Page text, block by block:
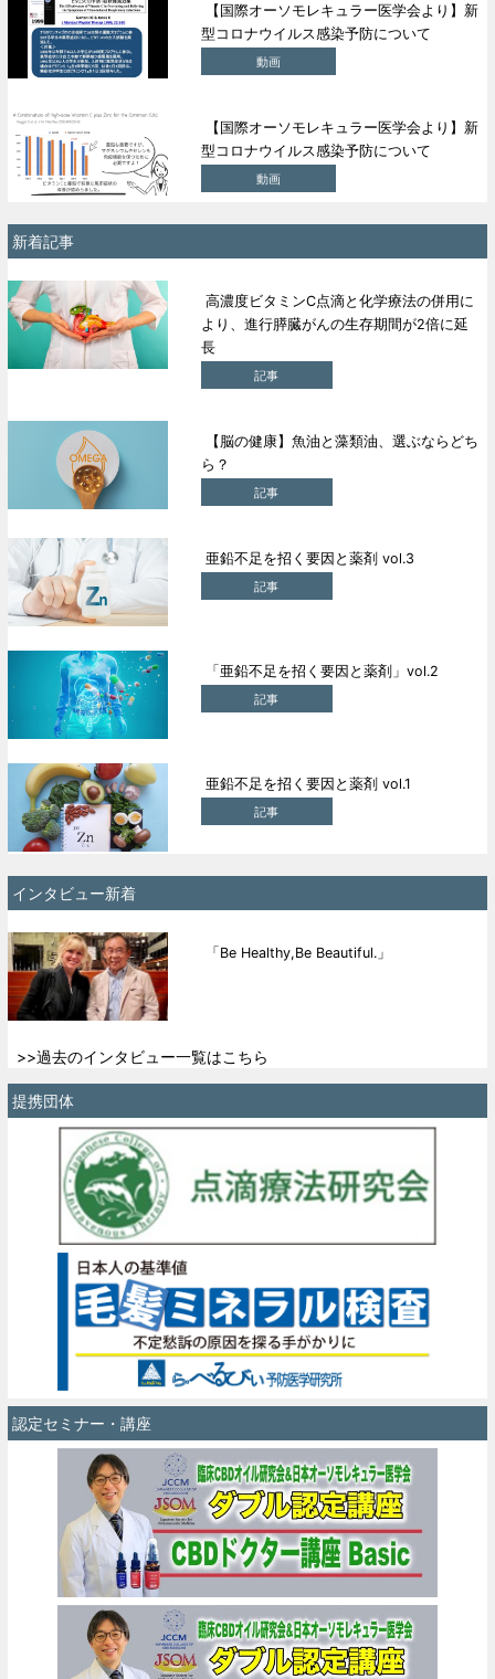
【国際オーソモレキュラー医学会より】新
型コロナウイルス感染予防について
動画
【国際オーソモレキュラー医学会より】新
型コロナウイルス感染予防について
動画
新着記事
高濃度ビタミンC点滴と化学療法の併用に
より、進行膵臓がんの生存期間が2倍に延
長
記事
【脳の健康】魚油と藻類油、選ぶならどち
ら？
記事
亜鉛不足を招く要因と薬剤 vol.3
記事
「亜鉛不足を招く要因と薬剤」vol.2
記事
亜鉛不足を招く要因と薬剤 vol.1
記事
インタビュー新着
「Be Healthy,Be Beautiful.」
>>過去のインタビュー一覧はこちら
提携団体
認定セミナー・講座